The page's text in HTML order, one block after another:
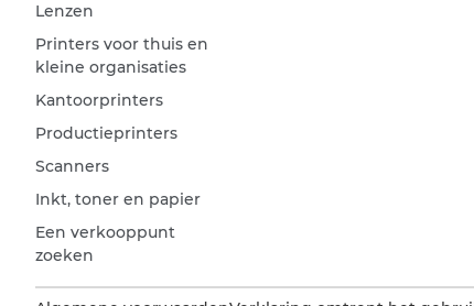
Lenzen
Printers voor thuis en
kleine organisaties
Kantoorprinters
Productieprinters
Scanners
Inkt, toner en papier
Een verkooppunt
zoeken